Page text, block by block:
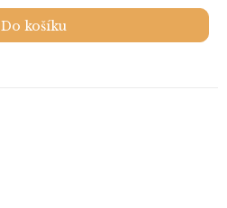
Do košíku